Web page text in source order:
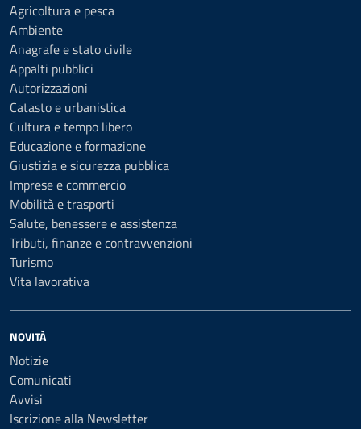
Agricoltura e pesca
Ambiente
Anagrafe e stato civile
Appalti pubblici
Autorizzazioni
Catasto e urbanistica
Cultura e tempo libero
Educazione e formazione
Giustizia e sicurezza pubblica
Imprese e commercio
Mobilità e trasporti
Salute, benessere e assistenza
Tributi, finanze e contravvenzioni
Turismo
Vita lavorativa
NOVITÀ
Notizie
Comunicati
Avvisi
Iscrizione alla Newsletter